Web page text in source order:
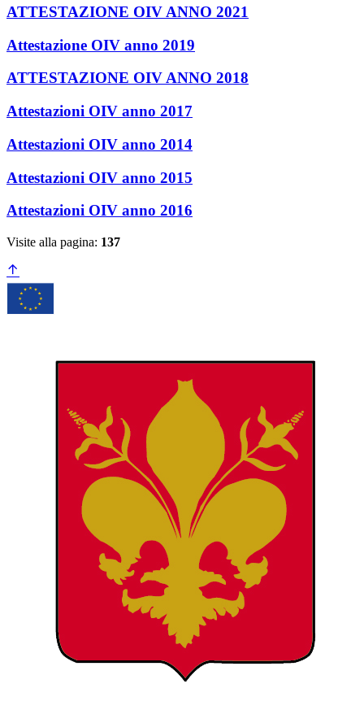
ATTESTAZIONE OIV ANNO 2021
Attestazione OIV anno 2019
ATTESTAZIONE OIV ANNO 2018
Attestazioni OIV anno 2017
Attestazioni OIV anno 2014
Attestazioni OIV anno 2015
Attestazioni OIV anno 2016
Visite alla pagina: 137